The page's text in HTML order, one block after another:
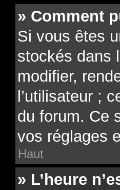
» Comment
Si vous êtes
stockés dans
modifier,
l’utilisateur ;
du forum. Ce
vos réglages
Haut
» L’heure